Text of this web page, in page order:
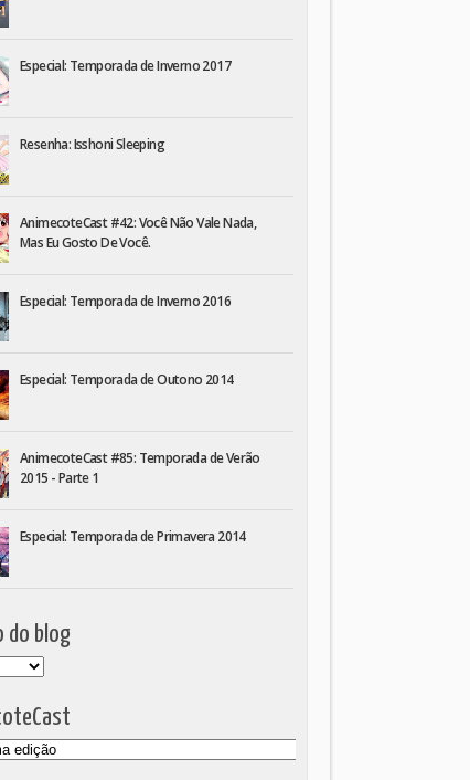
Especial: Temporada de Inverno 2017
Resenha: Isshoni Sleeping
AnimecoteCast #42: Você Não Vale Nada,
Mas Eu Gosto De Você.
Especial: Temporada de Inverno 2016
Especial: Temporada de Outono 2014
AnimecoteCast #85: Temporada de Verão
2015 - Parte 1
Especial: Temporada de Primavera 2014
do blog